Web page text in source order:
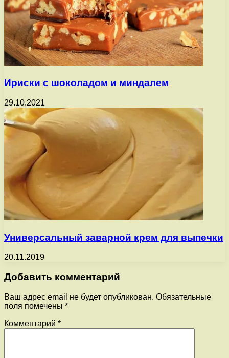
Ириски с шоколадом и миндалем
29.10.2021
Универсальный заварной крем для выпечки
20.11.2019
Добавить комментарий
Ваш адрес email не будет опубликован. Обязательные
поля помечены *
Комментарий *